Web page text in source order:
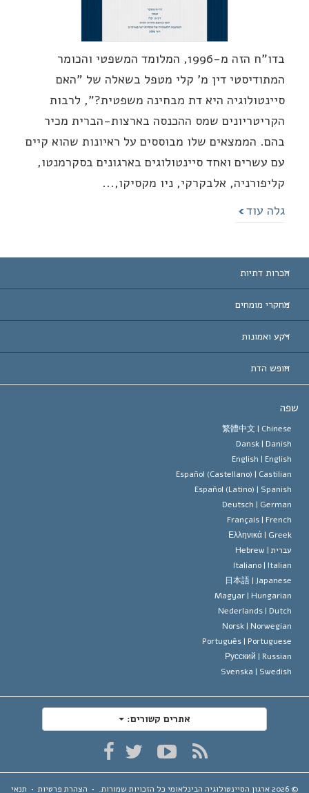
בדו"ח הזה מ-1996, המלומד המשפטי והכומר
המתודיסטי דין מ' קלי מטפל בשאלה של "האם
סיינטולוגיה היא דת מבחינה משפטית?", לרבות
הקריטריונים שמס ההכנסה בארצות-הברית מכיר
בהם. הממצאים שלו מבוססים על ראיונות שהוא קיים
עם עשרים ואחד סיינטולוגים בארגונים בסקרמנטו,
קליפורניה, אלבקרקי, ניו מקסיקו,...
גלה עוד
הכרות דתיות
הברית
עולמיות
חשובות
מחקרי מומחים
לפי קטגוריה
המובילים בעולם
רקע ואמונות
האברד
האמונה של ארגון הסיינטולוגיה
הסיינטולוג
מיסקביג'
חופש הדת
של זכויות האדם הבינלאומיות
על דת
繁體中文 |
Dansk |
English |
Español (Castellano) |
Español (Latino) |
Deutsch |
Français |
Ελληνικά |
|
Hebrew
Italiano |
日本語 |
Magyar |
Nederlands |
Norsk |
Português |
Русский |
Svenska |
אתרים קשורים:
ארגון הסיינטולוגיה הבינלאומיכל הזכויות שמורות.•הצהרת פרטיות•תנאי